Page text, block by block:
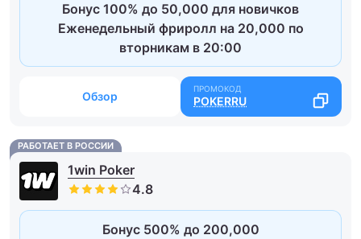
Бонус 100% до 50,000 для новичков
Еженедельный фриролл на 20,000 по
вторникам в 20:00
Обзор POKERRU
РАБОТАЕТ В РОССИИ
1win Poker
Бонус 500% до 200,000